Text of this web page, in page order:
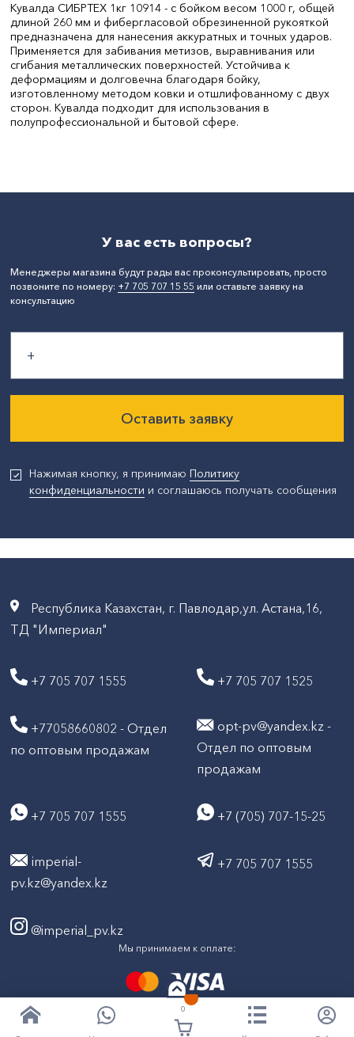
0
Кувалда СИБРТЕХ 1кг 10914 - с бойком весом 1000 г, общей
длиной 260 мм и фибергласовой обрезиненной рукояткой
предназначена для нанесения аккуратных и точных ударов.
Применяется для забивания метизов, выравнивания или
сгибания металлических поверхностей. Устойчива к
деформациям и долговечна благодаря бойку,
изготовленному методом ковки и отшлифованному с двух
сторон. Кувалда подходит для использования в
полупрофессиональной и бытовой сфере.
У вас есть вопросы?
Менеджеры магазина будут рады вас проконсультировать, просто
позвоните по номеру: +7 705 707 15 55 или оставьте заявку на
консультацию
Оставить заявку
Нажимая кнопку, я принимаю Политику
конфиденциальности и соглашаюсь получать сообщения
Республика Казахстан, г. Павлодар,ул. Астана,16,
ТД "Империал"
+7 705 707 1555 +7 705 707 1525
+77058660802 - Отдел
по оптовым продажам
opt-pv@yandex.kz -
Отдел по оптовым
продажам
+7 705 707 1555 +7 (705) 707-15-25
imperial-
pv.kz@yandex.kz
+7 705 707 1555
@imperial_pv.kz
Мы принимаем к оплате:
Все права защищены © ТД "Империал" 2020- 2026